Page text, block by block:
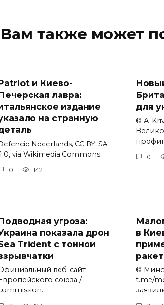
Вам также может
и Киево-
лавра:
издание
на странную
Nederlands, CC BY-SA
via Wikimedia Commons
0 142
для
© A.
0
угроза:
показала дрон
Trident с тонной
веб-сайт
Европейского союза /
в
©
t.me/